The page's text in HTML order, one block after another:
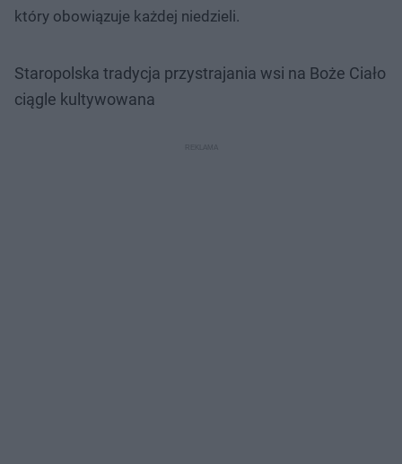
który obowiązuje każdej niedzieli.
Staropolska tradycja przystrajania wsi na Boże Ciało
ciągle kultywowana